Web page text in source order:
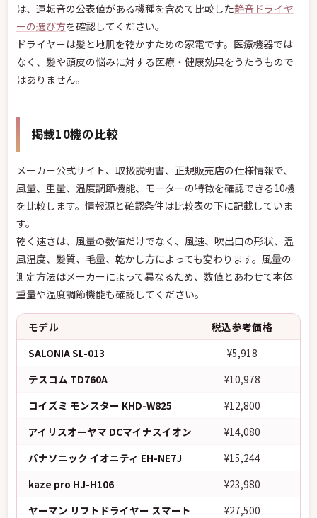
は、運転音の公表値がある機種を含めて比較した静音ドライヤ
ーの選び方を確認してください。
ドライヤーは髪と地肌を乾かすための家電です。医療機器では
なく、髪や頭皮の悩みに対する医療・健康効果をうたうもので
はありません。
掲載10機の比較
メーカー公式サイト、取扱説明書、正規販売店の仕様情報で、
風量、重量、温度調節機能、モーターの特徴を確認できる10機
を比較します。情報源と確認条件は比較表の下に記載していま
す。
乾く速さは、風量の数値だけでなく、風速、吹出口の形状、温
風温度、髪質、毛量、乾かし方によっても変わります。風量の
測定方法はメーカーによって異なるため、数値とあわせて本体
重量や温度調節機能も確認してください。
モデル
税込参考価格
SALONIA SL-013
¥5,918
テスコム TD760A
¥10,978
コイズミ モンスター KHD-W825
¥12,800
アイリスオーヤマ DCマイナスイオン
¥14,080
パナソニック イオニティ EH-NE7J
¥15,244
kaze pro HJ-H106
¥23,980
ヤーマン リフトドライヤー スマート
¥27,500